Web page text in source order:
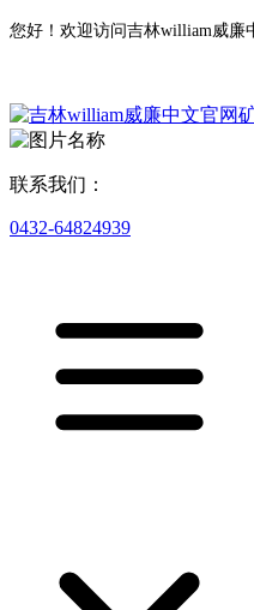
您好！欢迎访问吉林william威廉
联系我们：
0432-64824939